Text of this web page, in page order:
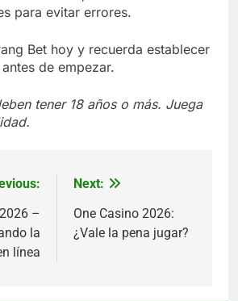
para evitar errores.
Bet hoy y recuerda establecer
de empezar.
tener 18 años o más. Juega
–
la
línea
Next:
One Casino 2026:
¿Vale la pena jugar?